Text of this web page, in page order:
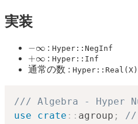
実装
:Hyper::NegInf
+ ∞ :Hyper::Inf
通常の数 : Hyper::Real(X)
/// Algebra - Hyper
use
crate :: agroup ;
//